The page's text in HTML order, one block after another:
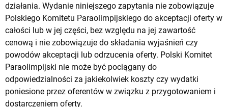
działania. Wydanie niniejszego zapytania nie zobowiązuje
Polskiego Komitetu Paraolimpijskiego do akceptacji oferty w
całości lub w jej części, bez względu na jej zawartość
cenową i nie zobowiązuje do składania wyjaśnień czy
powodów akceptacji lub odrzucenia oferty. Polski Komitet
Paraolimpijski nie może być pociągany do
odpowiedzialności za jakiekolwiek koszty czy wydatki
poniesione przez oferentów w związku z przygotowaniem i
dostarczeniem oferty.